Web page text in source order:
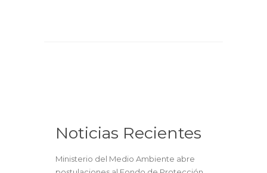
Noticias Recientes
Ministerio del Medio Ambiente abre